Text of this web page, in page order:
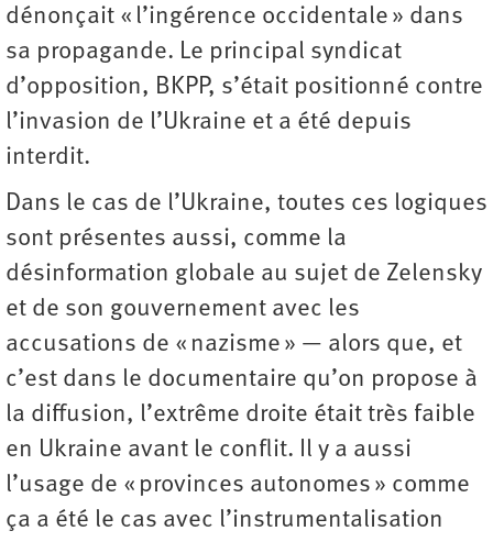
dénonçait « l’ingérence occidentale » dans
sa propagande. Le principal syndicat
d’opposition, BKPP, s’était positionné contre
l’invasion de l’Ukraine et a été depuis
interdit.
Dans le cas de l’Ukraine, toutes ces logiques
sont présentes aussi, comme la
désinformation globale au sujet de Zelensky
et de son gouvernement avec les
accusations de « nazisme » — alors que, et
c’est dans le documentaire qu’on propose à
la diffusion, l’extrême droite était très faible
en Ukraine avant le conflit. Il y a aussi
l’usage de « provinces autonomes » comme
ça a été le cas avec l’instrumentalisation